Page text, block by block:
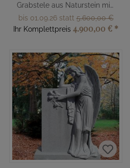
Grabstele aus Naturstein mit Bronzerose
bis 01.09.26 statt5.600,00 €
Ihr Komplettpreis 4.900,00 € *